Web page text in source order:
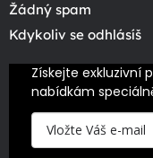
Žádný spam
Kdykoliv se odhlásíš
Získejte exkluzivní
nabídkám